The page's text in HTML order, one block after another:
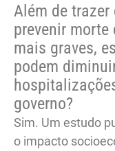
Além de
prevenir morte
mais graves,
podem
governo?
Sim. Um estudo
o impacto